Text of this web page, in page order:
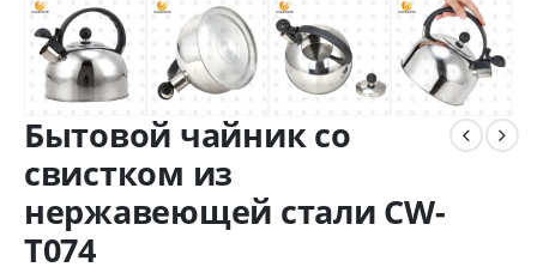
Бытовой чайник со
свистком из
нержавеющей стали CW-
T074